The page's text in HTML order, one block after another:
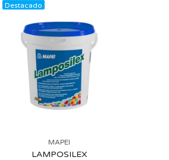
Destacado
MAPEI
LAMPOSILEX